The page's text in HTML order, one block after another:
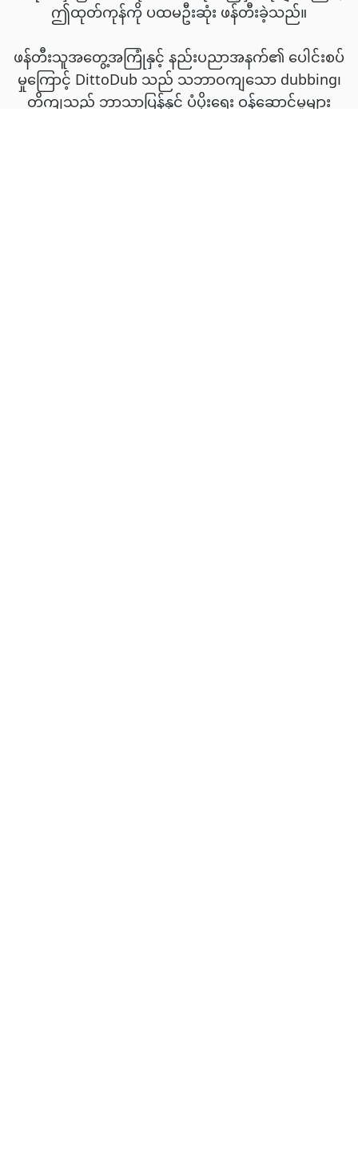
ဤထုတ်ကုန်ကို ပထမဦးဆုံး ဖန်တီးခဲ့သည်။
ဖန်တီးသူအတွေ့အကြုံနှင့် နည်းပညာအနက်၏ ပေါင်းစပ်
မှုကြောင့် DittoDub သည် သဘာဝကျသော dubbing၊
တိကျသည့် ဘာသာပြန်နှင့် ပံ့ပိုးရေး ဝန်ဆောင်မှုများ